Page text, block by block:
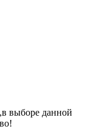
выборе данной